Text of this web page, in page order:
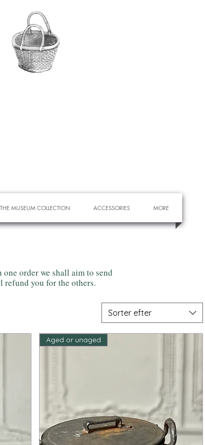
THE MUSEUM COLLECTION ACCESSORIES MORE
order we shall aim to send
refund you for the others.
Sorter efter
Aged or unaged